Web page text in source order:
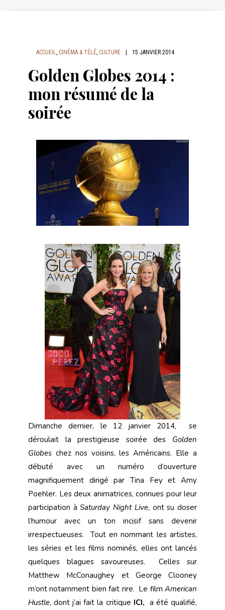
ACCUEIL, CINÉMA & TÉLÉ, CULTURE 15 JANVIER 2014
Golden Globes 2014 :
mon résumé de la
soirée
Dimanche dernier, le 12 janvier 2014, se
déroulait la prestigieuse soirée des Golden
Globes chez nos voisins, les Américains. Elle a
débuté avec un numéro d’ouverture
magnifiquement dirigé par Tina Fey et Amy
Poehler. Les deux animatrices, connues pour leur
participation àSaturday Night Live, ont su doser
l’humour avec un ton incisif sans devenir
irrespectueuses. Tout en nommant les artistes,
les séries et les films nominés, elles ont lancés
quelques blagues savoureuses. Celles sur
Matthew McConaughey et George Clooney
m’ont notamment bien fait rire. Le film American
Hustle, dont j’ai fait la critique ICI, a été qualifié,